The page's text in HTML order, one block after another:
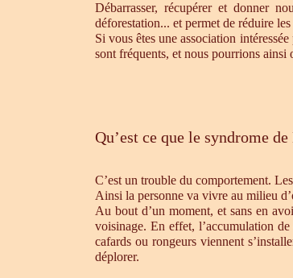
Débarrasser, récupérer et donner
déforestation... et permet de réduire
Si vous êtes une association
sont fréquents, et nous pourrions
Qu’est ce que le syndrome
C’est un trouble du comportement.
Ainsi la personne va vivre au milieu
Au bout d’un moment, et sans en
voisinage. En effet, l’accumulation
cafards ou rongeurs viennent
déplorer.